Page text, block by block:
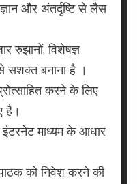
और अंतर्दृष्टि से लैस
रुझानों, विशेषज्ञ
सशक्त बनाना है ।
करने के लिए
है।
इंटरनेट माध्यम के आधार
को निवेश करने की